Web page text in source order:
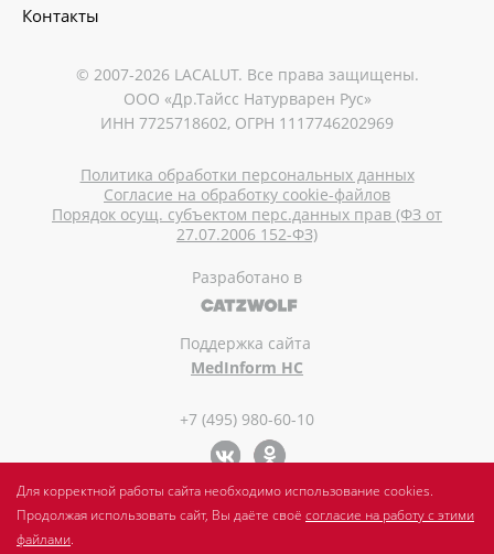
Контакты
© 2007-2026 LACALUT. Все права защищены.
ООО «Др.Тайсс Натурварен Рус»
ИНН 7725718602, ОГРН 1117746202969
Политика обработки персональных данных
Согласие на обработку cookie-файлов
Порядок осущ. субъектом перс.данных прав (ФЗ от
27.07.2006 152-ФЗ)
Разработано в
Поддержка сайта
MedInform HC
+7 (495) 980-60-10
Для корректной работы сайта необходимо использование cookies.
Продолжая использовать сайт, Вы даёте своё согласие на работу с этими
файлами.